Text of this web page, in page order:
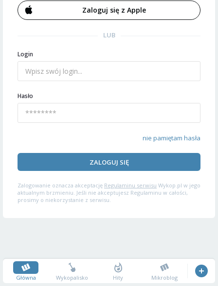
Zaloguj się z Apple
LUB
Login
Hasło
nie pamiętam hasła
ZALOGUJ SIĘ
Zalogowanie oznacza akceptację Regulaminu serwisu Wykop.pl w jego
aktualnym brzmieniu. Jeśli nie akceptujesz Regulaminu w całości,
prosimy o niekorzystanie z serwisu.
Główna Wykopalisko Hity Mikroblog